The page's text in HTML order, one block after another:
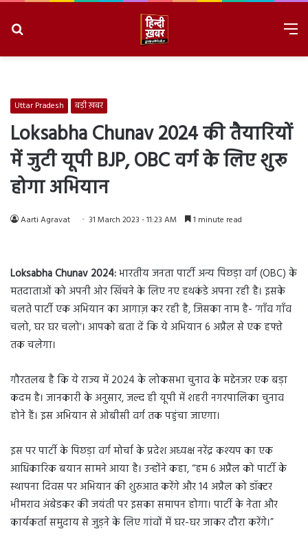
Uttar Pradesh बड़ी ख़बर
Loksabha Chunav 2024 की तैयारियों
में जुटी यूपी BJP, OBC वर्ग के लिए शुरू
होगा अभियान
Aarti Agravat 31 March 2023 - 11:23 AM 1 minute read
Loksabha Chunav 2024:भारतीय जनता पार्टी अन्य पिछड़ा वर्ग (OBC) के
मतदाताओं को अपनी ओर खिंचने के लिए नए हथकंडे अपना रही है। इसके
चलते पार्टी एक अभियान का आगाज़ कर रही है, जिसका नाम है- ‘गाँव गाँव
चलो, घर घर चलो’। आपको बता दें कि ये अभियान 6 अप्रैल से एक हफ्ते
तक चलेगा।
गौरतलब है कि ये राज्य में 2024 के लोकसभा चुनाव के मद्देनजर एक बड़ा
कदम है। जानकारी के अनुसार, जल्द ही यूपी में शहरी नगरपालिका चुनाव
होने हैं। इस अभियान से ओबीसी वर्ग तक पहुंचा जाएगा।
इस पर पार्टी के पिछड़ा वर्ग मोर्चा के प्रदेश अध्यक्ष नरेंद्र कश्यप का एक
आधिकारिक बयान सामने आया है। उन्होंने कहा, “हम 6 अप्रैल को पार्टी के
स्थापना दिवस पर अभियान की शुरुआत करेंगे और 14 अप्रैल को डॉक्टर
भीमराव अंबेडकर की जयंती पर इसका समापन होगा। पार्टी के नेता और
कार्यकर्ता समुदाय से जुड़ने के लिए गांवों में घर-घर जाकर दौरा करेंगे।”